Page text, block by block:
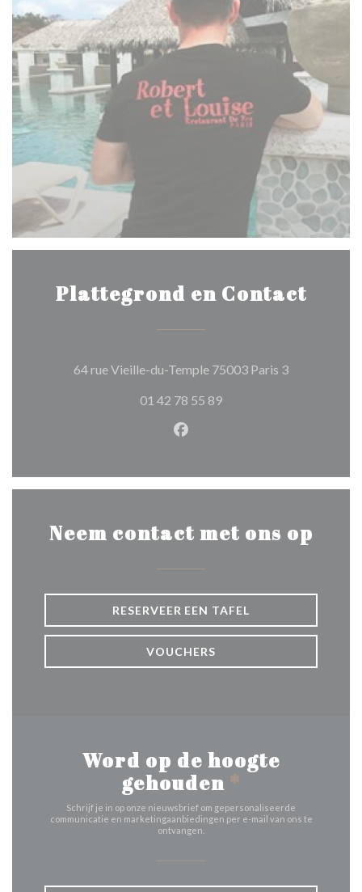
Plattegrond en Contact
64 rue Vieille-du-Temple 75003 Paris 3((opent in
01 42 78 55 89
Facebook ((opent in een
Neem contact met ons op
RESERVEER EEN TAFEL
VOUCHERS
Word op de hoogte
gehouden *
Schrijf je in op onze nieuwsbrief om gepersonaliseerde
communicatie en marketingaanbiedingen per e-mail van ons te
ontvangen.